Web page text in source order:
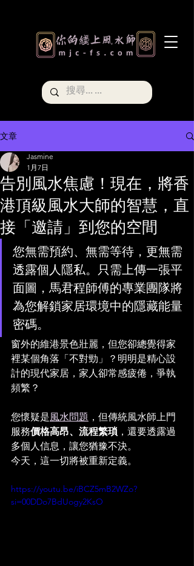
文章
告別風水焦慮！現在，將香
港頂級風水大師的智慧，直
接「邀請」到您的空間
Jasmine
1月7日
您無需預約、無需等待，更無需
透露個人隱私。只需上傳一張平
面圖，馬君程師傅的專業團隊將
為您解鎖家居環境中的隱藏能量
密碼。
窗外的維港景色壯麗，但您卻總覺得家
裡某個角落「不對勁」？明明是精心設
計的現代家居，家人卻常感疲倦，爭執
頻繁？
您懷疑是風水問題 ，但傳統風水師上門
服務價格高昂、流程繁瑣 ，還要透露過
多個人信息，讓您猶豫不決。
今天，這一切將被重新定義。
https://youtu.be/iBCZ5mB2WZo?
si=00DDo7BdUogy2KsO